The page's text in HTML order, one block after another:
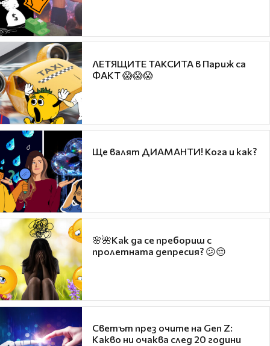
ЛЕТЯЩИТЕ ТАКСИТА в Париж са
ФАКТ 😱😱😱
Ще валят ДИАМАНТИ! Кога и как?
🌸🌺Как да се пребориш с
пролетната депресия? 😕😔
Светът през очите на Gen Z:
Какво ни очаква след 20 години